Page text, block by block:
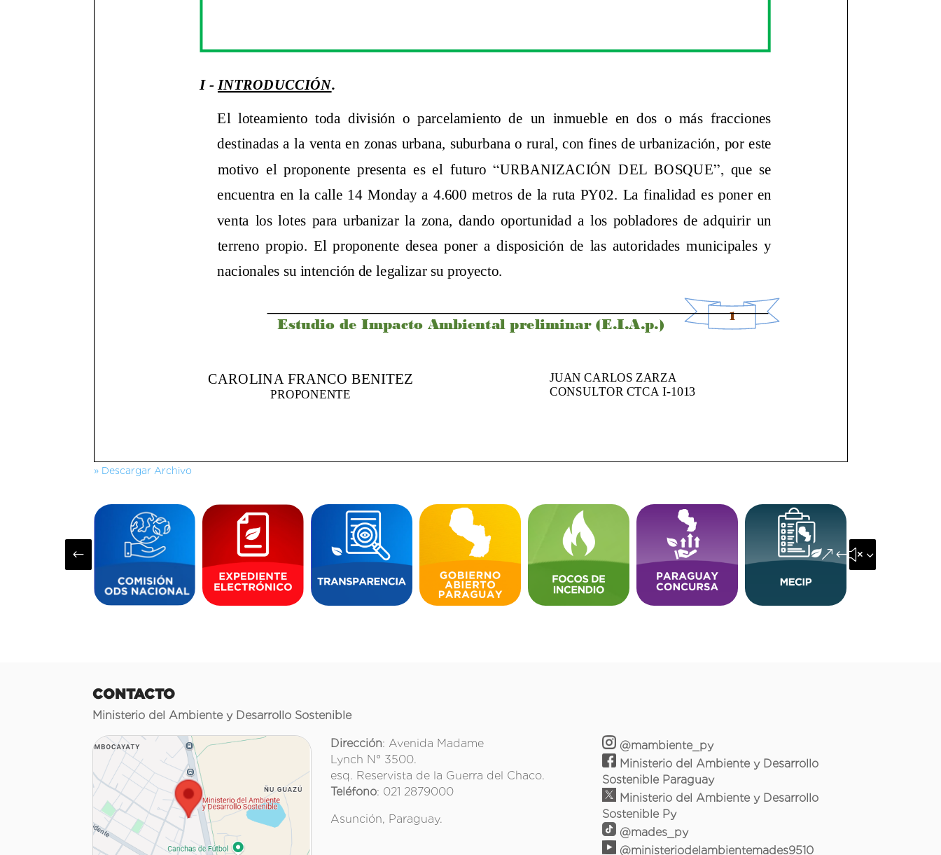
» Descargar Archivo
# &#x35;
CONTACTO
Ministerio del Ambiente y Desarrollo Sostenible
Dirección: Avenida Madame
Lynch N° 3500.
esq. Reservista de la Guerra del Chaco.
Teléfono: 021 2879000
Asunción, Paraguay.
@mambiente_py
Ministerio del Ambiente y Desarrollo
Sostenible Paraguay
Ministerio del Ambiente y Desarrollo
Sostenible Py
@mades_py
@ministeriodelambientemades9510